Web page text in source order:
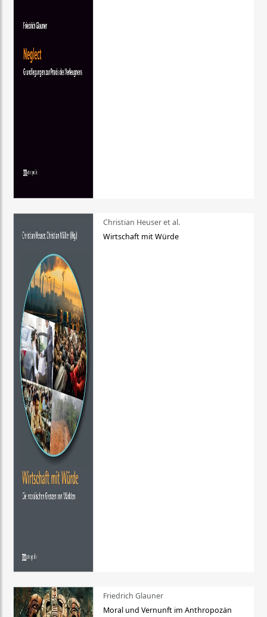
Christian Heuser et al.
Wirtschaft mit Würde
Friedrich Glauner
Moral und Vernunft im Anthropozän